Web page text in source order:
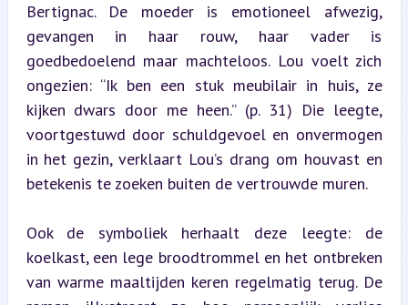
Bertignac. De moeder is emotioneel afwezig,
gevangen in haar rouw, haar vader is
goedbedoelend maar machteloos. Lou voelt zich
ongezien: “Ik ben een stuk meubilair in huis, ze
kijken dwars door me heen.” (p. 31) Die leegte,
voortgestuwd door schuldgevoel en onvermogen
in het gezin, verklaart Lou’s drang om houvast en
betekenis te zoeken buiten de vertrouwde muren.
Ook de symboliek herhaalt deze leegte: de
koelkast, een lege broodtrommel en het ontbreken
van warme maaltijden keren regelmatig terug. De